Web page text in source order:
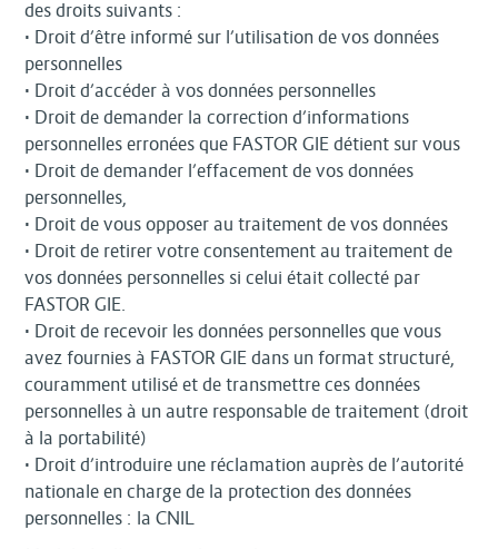
des droits suivants :
• Droit d’être informé sur l’utilisation de vos données
personnelles
• Droit d’accéder à vos données personnelles
• Droit de demander la correction d’informations
personnelles erronées que FASTOR GIE détient sur vous
• Droit de demander l’effacement de vos données
personnelles,
• Droit de vous opposer au traitement de vos données
• Droit de retirer votre consentement au traitement de
vos données personnelles si celui était collecté par
FASTOR GIE.
• Droit de recevoir les données personnelles que vous
avez fournies à FASTOR GIE dans un format structuré,
couramment utilisé et de transmettre ces données
personnelles à un autre responsable de traitement (droit
à la portabilité)
• Droit d’introduire une réclamation auprès de l’autorité
nationale en charge de la protection des données
personnelles : la CNIL